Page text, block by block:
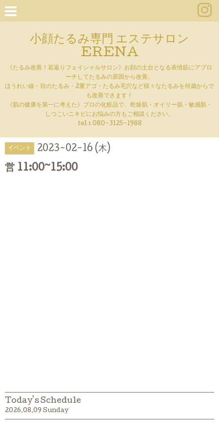
小顔たるみ専門 エステサロン
ERENA
《たるみ改善！若返りフェイシャルサロン》お顔の土台となる表情筋にアプロ
ーチしてたるみの原因から改善。
ほうれい線・目のたるみ・2重アゴ・たるみ毛穴など様々なたるみを何歳からで
も改善できます！
《肌の健康を第一に考えた》プロの化粧品で、乾燥肌・オイリー肌・敏感肌・
しつこいニキビにお悩みの方もご相談ください。
tel : 080-3125-1988
イベント 2023-02-16 (木)
営 11:00~15:00
Today's Schedule
2026.08.09 Sunday